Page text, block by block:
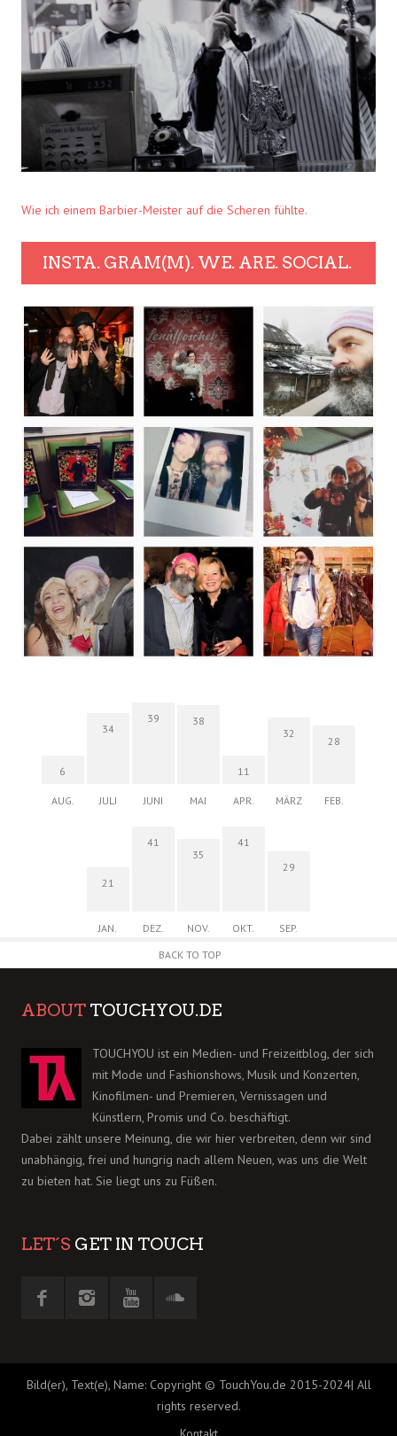
Wie ich einem Barbier-Meister auf die Scheren fühlte.
INSTA. GRAM(M). WE. ARE. SOCIAL.
6
AUG.
34
JULI
39
JUNI
38
MAI
11
APR.
32
MÄRZ
28
FEB.
21
JAN.
41
DEZ.
35
NOV.
41
OKT.
29
SEP.
BACK TO TOP
ABOUT TOUCHYOU.DE
TOUCHYOU ist ein Medien- und Freizeitblog, der sich
mit Mode und Fashionshows, Musik und Konzerten,
Kinofilmen- und Premieren, Vernissagen und
Künstlern, Promis und Co. beschäftigt.
Dabei zählt unsere Meinung, die wir hier verbreiten, denn wir sind
unabhängig, frei und hungrig nach allem Neuen, was uns die Welt
zu bieten hat. Sie liegt uns zu Füßen.
LET´S GET IN TOUCH
Bild(er), Text(e), Name: Copyright © TouchYou.de 2015-2024| All
rights reserved.